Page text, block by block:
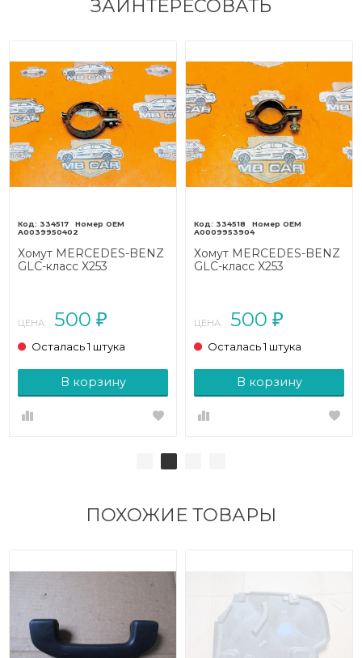
ЗАИНТЕРЕСОВАТЬ
334517
A0039950402
Хомут MERCEDES-BENZ
GLC-класс X253
ЦЕНА: 500 ₽
Осталась 1 штука
В корзину
334518
A0009953904
Хомут MERCEDES-BENZ
GLC-класс X253
ЦЕНА: 500 ₽
Осталась 1 штука
В корзину
ПОХОЖИЕ ТОВАРЫ